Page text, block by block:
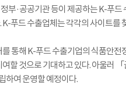
부·공공기관 등이 제공하는 K-푸
푸드 수출업체는 각각의 사이트를
통해 K-푸드 수출기업의 식품안
할 것으로 기대하고 있다. 아울러
하여 운영할 예정이다.